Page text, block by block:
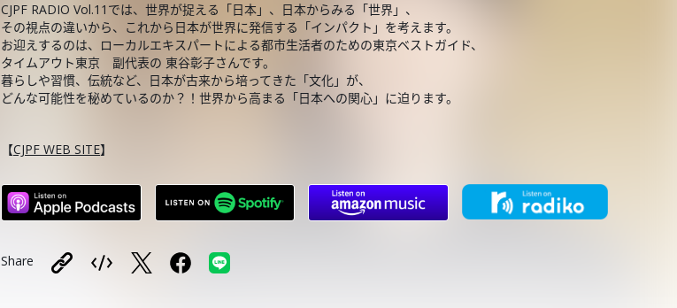
CJPF RADIO Vol.11では、世界が捉える「日本」、日本からみる「世界」、
その視点の違いから、これから日本が世界に発信する「インパクト」を考えます。
お迎えするのは、ローカルエキスパートによる都市生活者のための東京ベストガイド、
タイムアウト東京 副代表の 東谷彰子さんです。
暮らしや習慣、伝統など、日本が古来から培ってきた「文化」が、
どんな可能性を秘めているのか？！世界から高まる「日本への関心」に迫ります。
【CJPF WEB SITE】
Share